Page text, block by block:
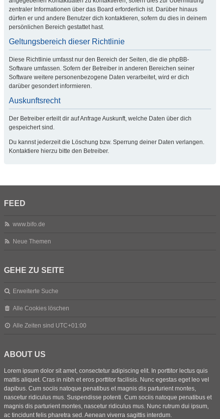
zentraler Informationen über das Board erforderlich ist. Darüber hinaus
dürfen er und andere Benutzer dich kontaktieren, sofern du dies in deinem
persönlichen Bereich gestattet hast.
Geltungsbereich dieser Richtlinie
Diese Richtlinie umfasst nur den Bereich der Seiten, die die phpBB-
Software umfassen. Sofern der Betreiber in anderen Bereichen seiner
Software weitere personenbezogene Daten verarbeitet, wird er dich
darüber gesondert informieren.
Auskunftsrecht
Der Betreiber erteilt dir auf Anfrage Auskunft, welche Daten über dich
gespeichert sind.
Du kannst jederzeit die Löschung bzw. Sperrung deiner Daten verlangen.
Kontaktiere hierzu bitte den Betreiber.
FEED
www.bifo.de
Neue Themen
GEHE ZU SEITE
Erweiterte Suche
Alle Cookies löschen
Alle Zeiten sind UTC+01:00
ABOUT US
Lorem ipsum dolor sit amet, consectetur adipiscing elit. In porttitor lectus quis
mattis aliquet. Cras in nibh et eros porttitor facilisis. Nunc egestas eget leo vel
dapibus. Cum sociis natoque penatibus et magnis dis parturient montes,
nascetur ridiculus mus. Suspendisse potenti. Cum sociis natoque penatibus et
magnis dis parturient montes, nascetur ridiculus mus. Nunc rutrum dui ipsum,
ac tincidunt felis pharetra sed. Aenean viverra sagittis interdum.